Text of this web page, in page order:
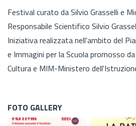
Festival curato da Silvio Grasselli e
Responsabile Scientifico Silvio
Iniziativa realizzata nell'ambito del
e Immagini per la Scuola promosso
Cultura e MIM-Ministero
FOTO GALLERY